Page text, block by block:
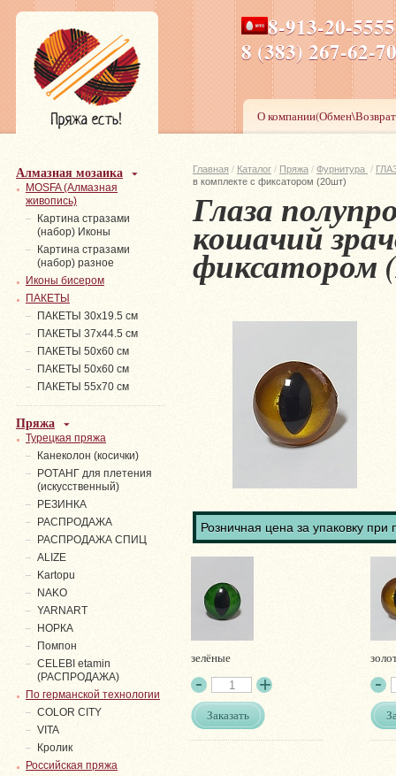
8-913-20-
8 (383) 267-
ПН-ПТ 8-17,СБ-ВС 9-
О
Главная / Каталог / Пряжа / Фурнитура /
в комплекте с фиксатором (20шт)
Глаза
кошачий
фиксатором
Розничная цена за упаковку при
зелёные
Заказать
Алмазная мозаика
MOSFA (Алмазная
живопись)
Картина стразами
(набор) Иконы
Картина стразами
(набор) разное
Иконы бисером
ПАКЕТЫ
ПАКЕТЫ 30х19.5 см
ПАКЕТЫ 37х44.5 см
ПАКЕТЫ 50х60 см
ПАКЕТЫ 50х60 см
ПАКЕТЫ 55х70 см
Пряжа
Турецкая пряжа
Канеколон (косички)
РОТАНГ для плетения
(искусственный)
PЕЗИНКА
РАСПРОДАЖА
РАСПРОДАЖА СПИЦ
ALIZE
Kartopu
NAKO
YARNART
НОРКА
Помпон
СELEBI etamin
(РАСПРОДАЖА)
По германской технологии
COLOR CITY
VITA
Кролик
Российская пряжа